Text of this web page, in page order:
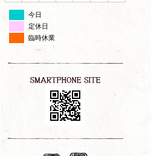
今日
定休日
臨時休業